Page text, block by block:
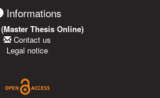
Informations
(Master Thesis Online)
Contact us
Legal notice